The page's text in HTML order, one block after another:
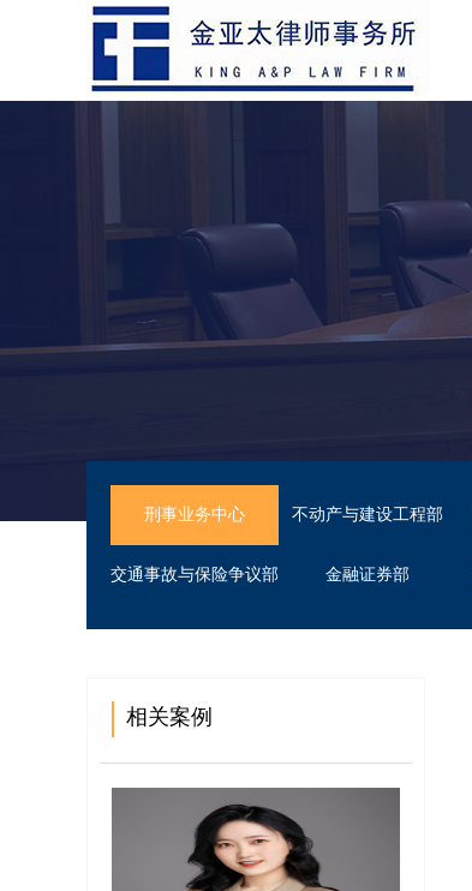
刑事业务中心 不动产与建设工程部
交通事故与保险争议部 金融证券部
相关案例